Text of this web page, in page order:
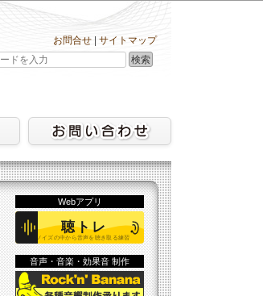
お問合せ
サイトマップ
検索
Webアプリ
音声・音楽・効果音 制作